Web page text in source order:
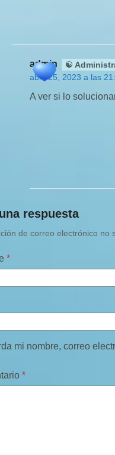
admin
☯
abril 25, 2023 a las
A ver si lo
respuesta
de correo electrónico no
*
mi nombre, correo
*